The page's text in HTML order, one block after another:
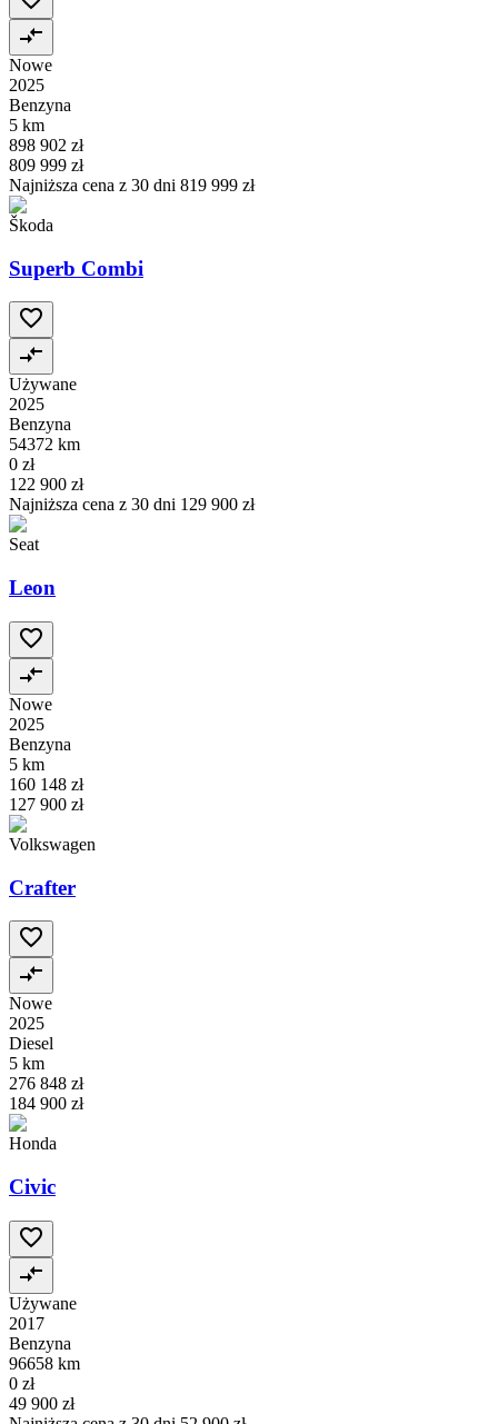
Nowe
2025
Benzyna
5 km
898 902 zł
809 999 zł
Najniższa cena z 30 dni 819 999 zł
Škoda
Superb Combi
Używane
2025
Benzyna
54372 km
0 zł
122 900 zł
Najniższa cena z 30 dni 129 900 zł
Seat
Leon
Nowe
2025
Benzyna
5 km
160 148 zł
127 900 zł
Volkswagen
Crafter
Nowe
2025
Diesel
5 km
276 848 zł
184 900 zł
Honda
Civic
Używane
2017
Benzyna
96658 km
0 zł
49 900 zł